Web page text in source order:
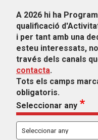
A 2026 hi ha
qualificació
i per tant amb una
esteu interessats,
través dels canals
contacta.
Tots els camps
obligatoris.
Seleccionar any